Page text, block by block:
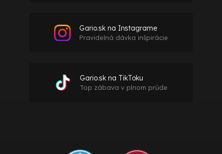
Gario.sk na Instagrame
Pravidelná dávka inšpirácie
Gario.sk na TikToku
Top zábava v plnom prúde